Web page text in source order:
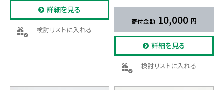
詳細を見る
検討リストに入れる
10,000
詳細を見る
検討リストに入れる